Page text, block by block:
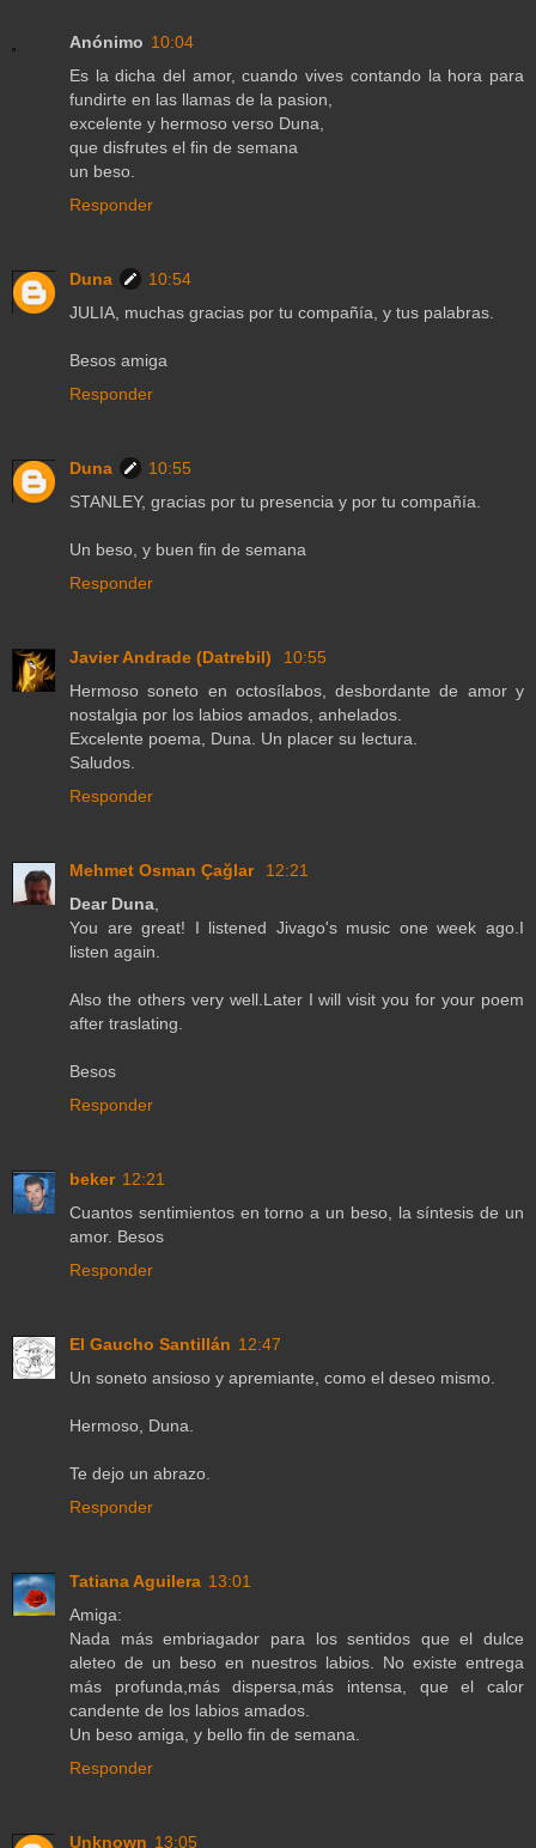
Anónimo 10:04
Es la dicha del amor, cuando vives contando la hora para
fundirte en las llamas de la pasion,
excelente y hermoso verso Duna,
que disfrutes el fin de semana
un beso.
Responder
Duna
10:54
JULIA, muchas gracias por tu compañía, y tus palabras.
Besos amiga
Responder
Duna
10:55
STANLEY, gracias por tu presencia y por tu compañía.
Un beso, y buen fin de semana
Responder
Javier Andrade (Datrebil)
10:55
Hermoso soneto en octosílabos, desbordante de amor y
nostalgia por los labios amados, anhelados.
Excelente poema, Duna. Un placer su lectura.
Saludos.
Responder
Mehmet Osman Çağlar
12:21
Dear Duna
You are great! I listened Jivago's music one week ago.I
listen again.
Also the others very well.Later I will visit you for your poem
after traslating.
Besos
Responder
beker 12:21
Cuantos sentimientos en torno a un beso, la síntesis de un
amor. Besos
Responder
El Gaucho Santillán 12:47
Un soneto ansioso y apremiante, como el deseo mismo.
Hermoso, Duna.
Te dejo un abrazo.
Responder
Tatiana Aguilera 13:01
Amiga:
Nada más embriagador para los sentidos que el dulce
aleteo de un beso en nuestros labios. No existe entrega
más profunda,más dispersa,más intensa, que el calor
candente de los labios amados.
Un beso amiga, y bello fin de semana.
Responder
Unknown 13:05